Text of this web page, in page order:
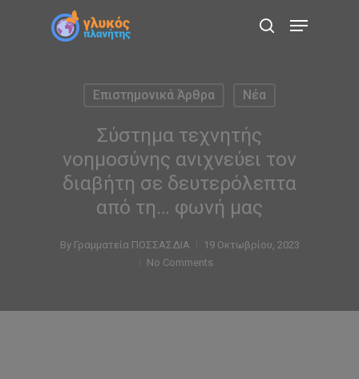
search
Menu
Επιστημονικά Άρθρα Νέα
Σύστημα τεχνητής
νοημοσύνης ανιχνεύει τον
διαβήτη σε δευτερόλεπτα
από τη… φωνή μας
By Γραμματεία ΠΟΣΣΑΣΔΙΑ
19 Οκτωβρίου, 2023
No Comments